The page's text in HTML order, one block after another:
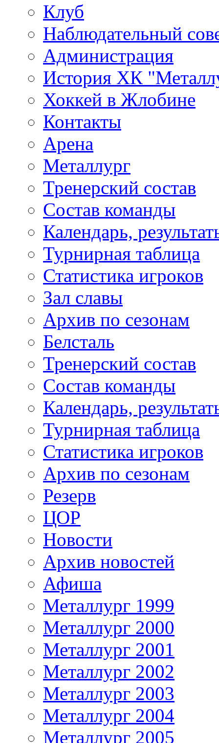
Клуб
Наблюдательный
Администрация
История ХК
Хоккей в Жлобине
Контакты
Арена
Металлург
Тренерский состав
Состав команды
Календарь,
Турнирная таблица
Статистика игроков
Зал славы
Архив по сезонам
Белсталь
Тренерский состав
Состав команды
Календарь,
Турнирная таблица
Статистика игроков
Архив по сезонам
Резерв
ЦОР
Новости
Архив новостей
Афиша
Металлург 1999
Металлург 2000
Металлург 2001
Металлург 2002
Металлург 2003
Металлург 2004
Металлург 2005